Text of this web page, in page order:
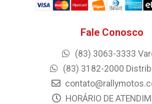
Fale Conosco
(83) 3063-3333
(83) 3182-2000
HORÁRIO DE